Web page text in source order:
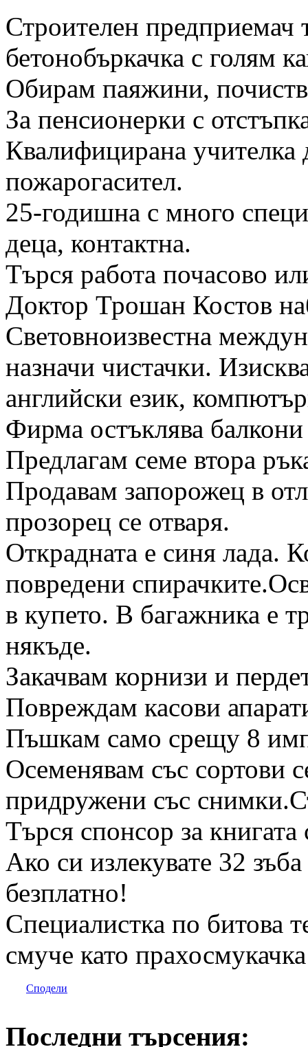
Строителен предприемач
бетонобъркачка с голям
Обирам паяжини,
За пенсионерки с
Квалифицирана
пожарогасител.
25-годишна с много
деца, контактна.
Търся работа почасово
Доктор Трошан Костов
Световноизвестна
назначи чистачки.
английски език,
Фирма остъклява
Предлагам семе втора
Продавам запорожец в
прозорец се отваря.
Открадната е синя лада.
повредени
в купето. В багажника е
някъде.
Закачвам корнизи и
Повреждам касови
Пъшкам само срещу 8
Осеменявам със сортови
придружени със
Търся спонсор за
Ако си излекувате 32
безплатно!
Специалистка по битова
смуче като
Сподели
Последни търсения: